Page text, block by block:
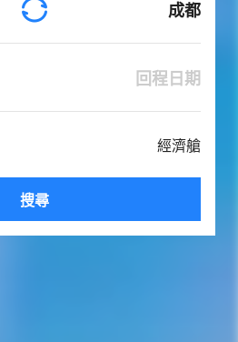
成都
回程日期
經濟艙
搜尋